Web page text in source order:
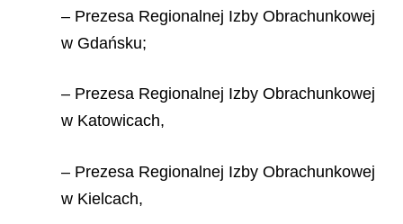
– Prezesa Regionalnej Izby Obrachunkowej
w Gdańsku;
– Prezesa Regionalnej Izby Obrachunkowej
w Katowicach,
– Prezesa Regionalnej Izby Obrachunkowej
w Kielcach,